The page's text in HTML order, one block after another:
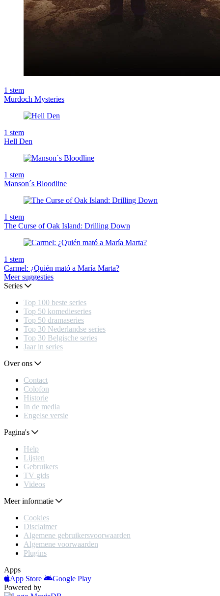
1 stem
Murdoch Mysteries
1 stem
Hell Den
1 stem
Manson´s Bloodline
1 stem
The Curse of Oak Island: Drilling Down
1 stem
Carmel: ¿Quién mató a María Marta?
Meer suggesties
Series
Top 100 beste series
Top 50 komedieseries
Top 50 dramaseries
Top 30 Nederlandse series
Top 30 Belgische series
Jaar in series
Over ons
Contact
Colofon
Historie
In de media
Engelse versie
Pagina's
Help
Lijsten
Gebruikers
TV gids
Videos
Meer informatie
Cookies
Disclaimer
Algemene gebruikersvoorwaarden
Algemene voorwaarden
Plugins
Apps
App Store
Google Play
Powered by